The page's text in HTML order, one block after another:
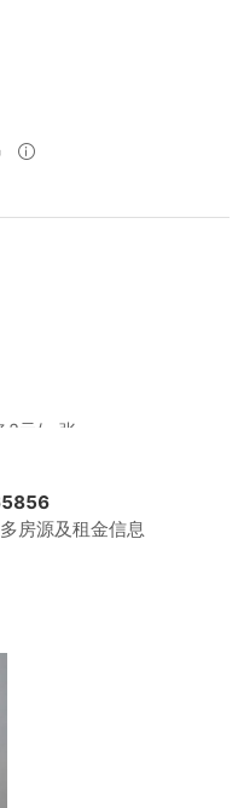
2元/一张
。
房源及租金信息